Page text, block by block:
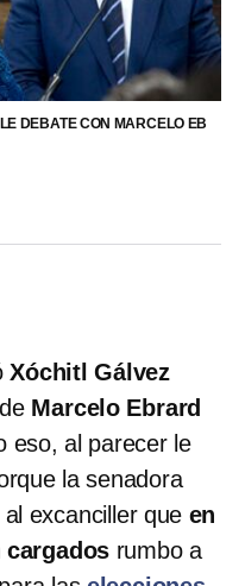
DEBATE CON MARCELO EB
Xóchitl Gálvez
Marcelo Ebrard
eso, al parecer le
la senadora
excanciller que en
cargados rumbo a